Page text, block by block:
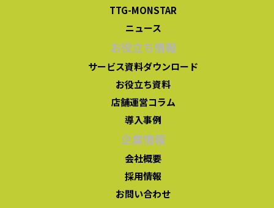
TTG-MONSTAR
ニュース
お役立ち情報
サービス資料ダウンロード
お役立ち資料
店舗運営コラム
導入事例
企業情報
会社概要
採用情報
お問い合わせ